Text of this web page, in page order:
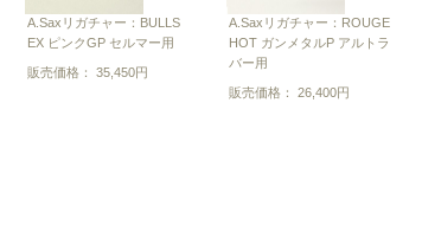
A.Saxリガチャー：BULLS
EX ピンクGP セルマー用
販売価格： 35,450円
A.Saxリガチャー：ROUGE
HOT ガンメタルP アルトラ
バー用
販売価格： 26,400円